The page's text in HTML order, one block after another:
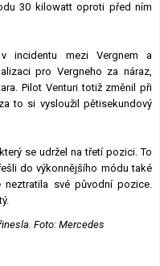
30 kilowatt oproti před ním
incidentu mezi Vergnem a
pro Vergneho za náraz,
Pilot Venturi totiž změnil při
to si vysloužil pětisekundový
se udržel na třetí pozici. To
do výkonnějšího módu také
své původní pozice.
Foto: Mercedes